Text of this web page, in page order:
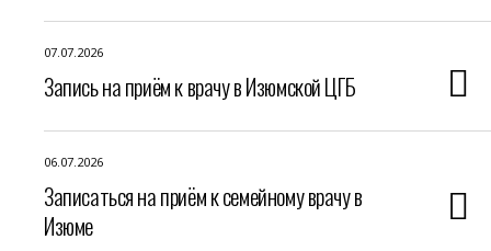
07.07.2026
Запись на приём к врачу в Изюмской ЦГБ
06.07.2026
Записаться на приём к семейному врачу в
Изюме